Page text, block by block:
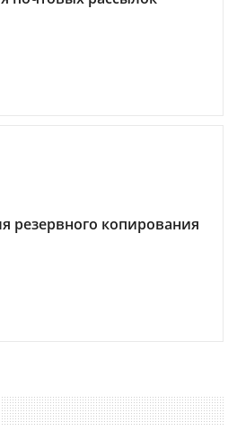
резервного копирования